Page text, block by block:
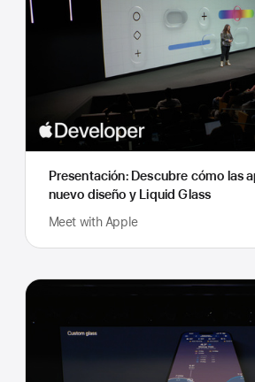
Presentación: Descubre cómo las
nuevo diseño y Liquid Glass
Meet with Apple